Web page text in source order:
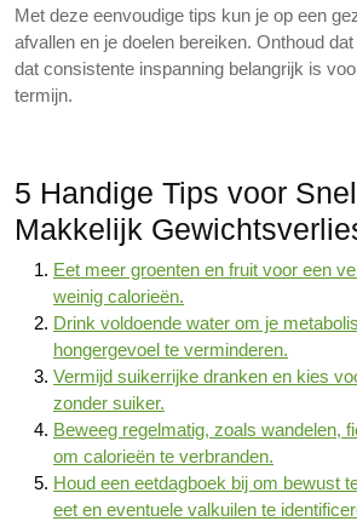
Met deze eenvoudige tips kun je op een
afvallen en je doelen bereiken. Onthoud
dat consistente inspanning belangrijk is
termijn.
5 Handige Tips voor
Makkelijk
Eet meer groenten en fruit voor een
weinig calorieën.
Drink voldoende water om je
hongergevoel te verminderen.
Vermijd suikerrijke dranken en kies
zonder suiker.
Beweeg regelmatig, zoals wandelen,
om calorieën te verbranden.
Houd een eetdagboek bij om bewust
eet en eventuele valkuilen te